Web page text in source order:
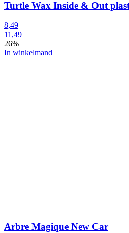
Turtle Wax Inside & Out
8,49
11,49
26%
In winkelmand
Arbre Magique New Car